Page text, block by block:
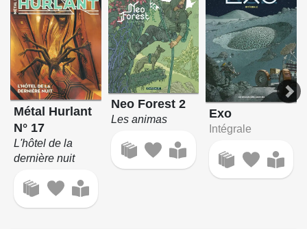
Métal Hurlant
N° 17
L'hôtel de la
dernière nuit
Neo Forest 2
Les animas Exo
Intégrale